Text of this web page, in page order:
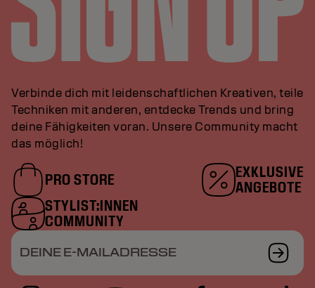
Verbinde dich mit leidenschaftlichen Kreativen, teile
Techniken mit anderen, entdecke Trends und bring
deine Fähigkeiten voran. Unsere Community macht
das möglich!
PRO STORE
EXKLUSIVE
ANGEBOTE
STYLIST:INNEN
COMMUNITY
DEINE E-MAILADRESSE